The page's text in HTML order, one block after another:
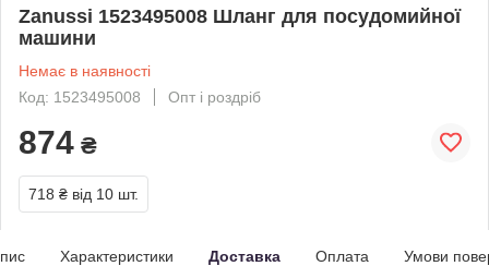
Zanussi 1523495008 Шланг для посудомийної
машини
Немає в наявності
Код: 1523495008
Опт і роздріб
874 ₴
718 ₴ від 10 шт.
Характеристики Доставка Оплата Умови